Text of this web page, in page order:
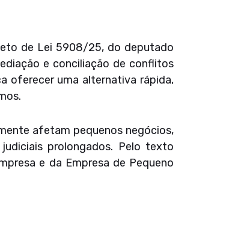
de Lei 5908/25, do deputado
e conciliação de conflitos
oferecer uma alternativa rápida,
afetam pequenos negócios,
prolongados. Pelo texto
e da Empresa de Pequeno